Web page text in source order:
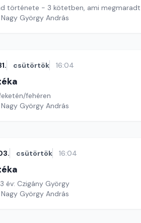
A Vitézi Rend története - 3 kötetben, ami megmaradt
György András
csütörtök 16:04
fehéren
György András
csütörtök 16:04
év: Czigány György
György András